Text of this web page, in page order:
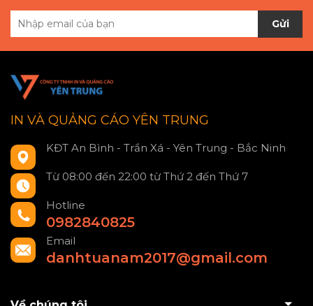
Gửi
IN VÀ QUẢNG CÁO YÊN TRUNG
KĐT An Bình - Trần Xá - Yên Trung - Bắc Ninh
Từ 08:00 đến 22:00 từ Thứ 2 đến Thứ 7
Hotline
0982840825
Email
danhtuanam2017@gmail.com